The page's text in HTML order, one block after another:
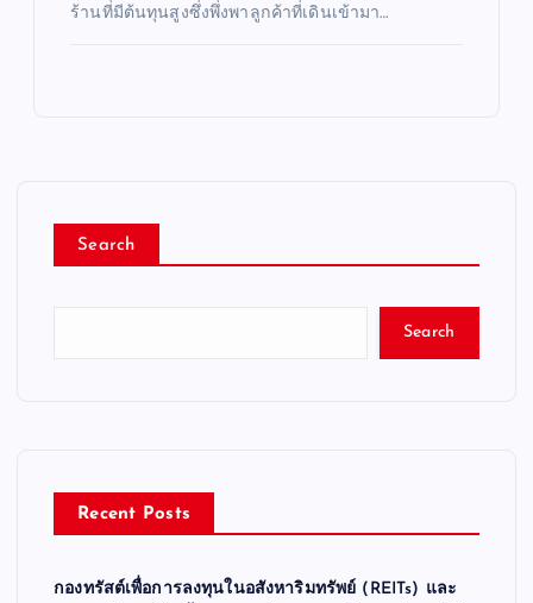
ร้านที่มีต้นทุนสูงซึ่งพึ่งพาลูกค้าที่เดินเข้ามา…
Search
Search
Recent Posts
กองทรัสต์เพื่อการลงทุนในอสังหาริมทรัพย์ (REITs) และ